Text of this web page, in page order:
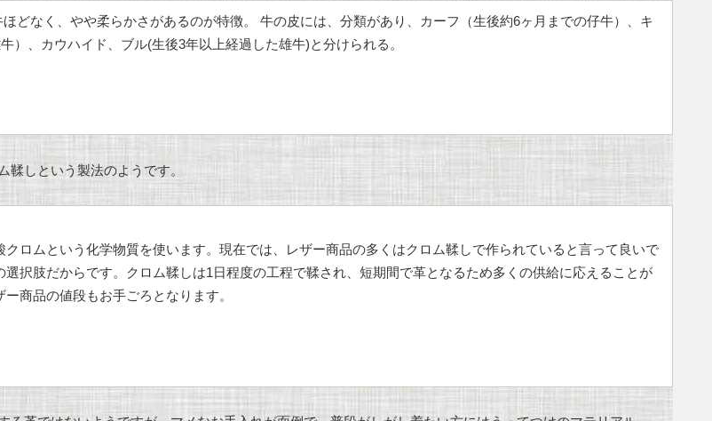
どなく、やや柔らかさがあるのが特徴。 牛の皮には、分類があり、カーフ（生後約6ヶ月までの仔牛）、キ
）、カウハイド、ブル(生後3年以上経過した雄牛)と分けられる。
しという製法のようです。
ロムという化学物質を使います。現在では、レザー商品の多くはクロム鞣しで作られていると言って良いで
択肢だからです。クロム鞣しは1日程度の工程で鞣され、短期間で革となるため多くの供給に応えることが
商品の値段もお手ごろとなります。